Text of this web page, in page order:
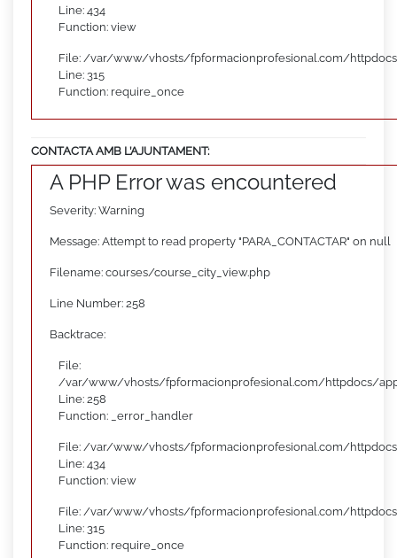
Line: 434
Function: view
File: /var/www/vhosts/fpformacionprofesional.com/
Line: 315
Function: require_once
CONTACTA AMB L’AJUNTAMENT:
A PHP Error was encountered
Severity: Warning
Message: Attempt to read property "PARA_CONTACTAR" on null
Filename: courses/course_city_view.php
Line Number: 258
Backtrace:
File:
/var/www/vhosts/fpformacionprofesional.com/httpdocs/
Line: 258
Function: _error_handler
File: /var/www/vhosts/fpformacionprofesional.com/
Line: 434
Function: view
File: /var/www/vhosts/fpformacionprofesional.com/
Line: 315
Function: require_once